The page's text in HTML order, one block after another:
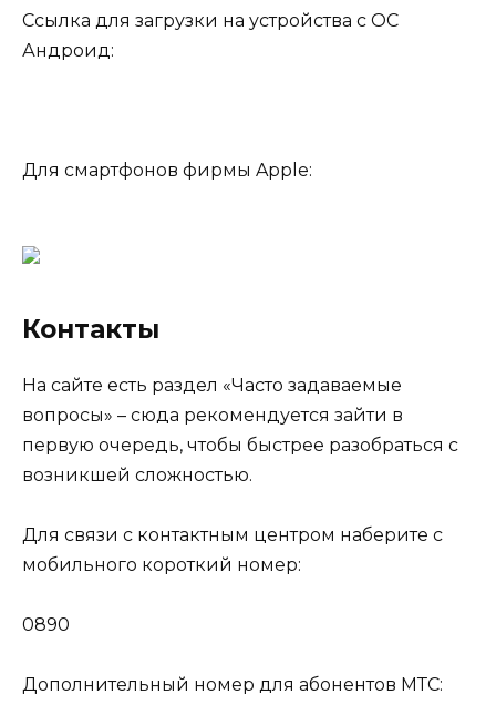
Ссылка для загрузки на устройства с ОС
Андроид:
Для смартфонов фирмы Apple:
Контакты
На сайте есть раздел «Часто задаваемые
вопросы» – сюда рекомендуется зайти в
первую очередь, чтобы быстрее разобраться с
возникшей сложностью.
Для связи с контактным центром наберите с
мобильного короткий номер:
0890
Дополнительный номер для абонентов МТС: